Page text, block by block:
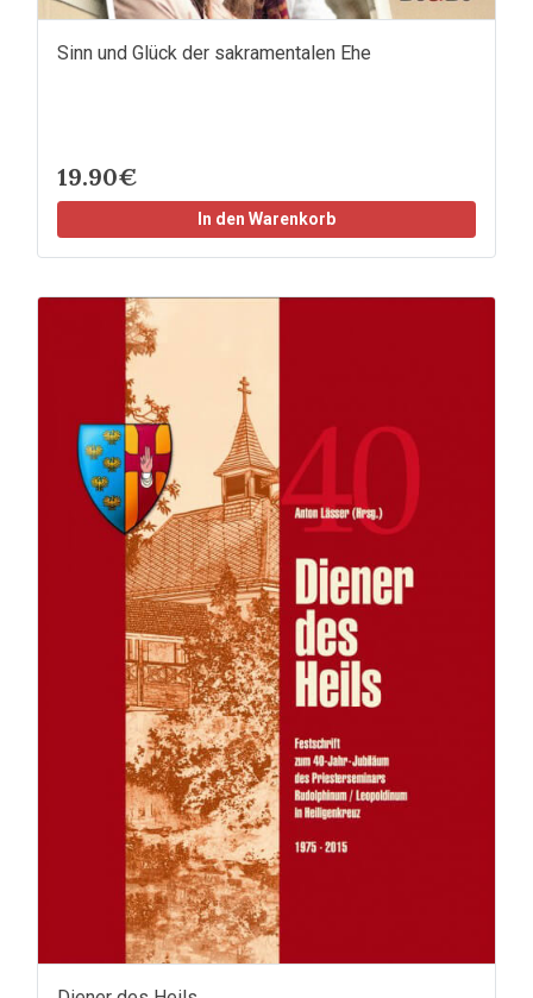
Sinn und Glück der sakramentalen Ehe
19.90€
In den Warenkorb